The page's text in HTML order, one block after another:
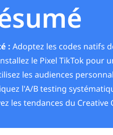
: Adoptez les codes natifs
le Pixel TikTok pour
les audiences
l'A/B testing
les tendances du